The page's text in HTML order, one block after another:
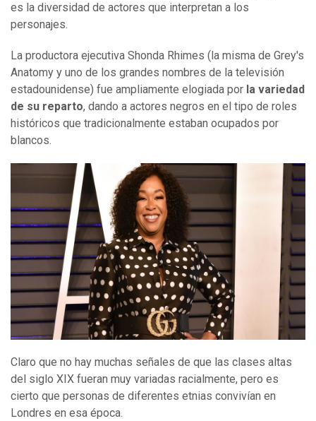
es la diversidad de actores que interpretan a los
personajes.
La productora ejecutiva Shonda Rhimes (la misma de Grey's
Anatomy y uno de los grandes nombres de la televisión
estadounidense) fue ampliamente elogiada por la variedad
de su reparto, dando a actores negros en el tipo de roles
históricos que tradicionalmente estaban ocupados por
blancos.
Claro que no hay muchas señales de que las clases altas
del siglo XIX fueran muy variadas racialmente, pero es
cierto que personas de diferentes etnias convivían en
Londres en esa época.